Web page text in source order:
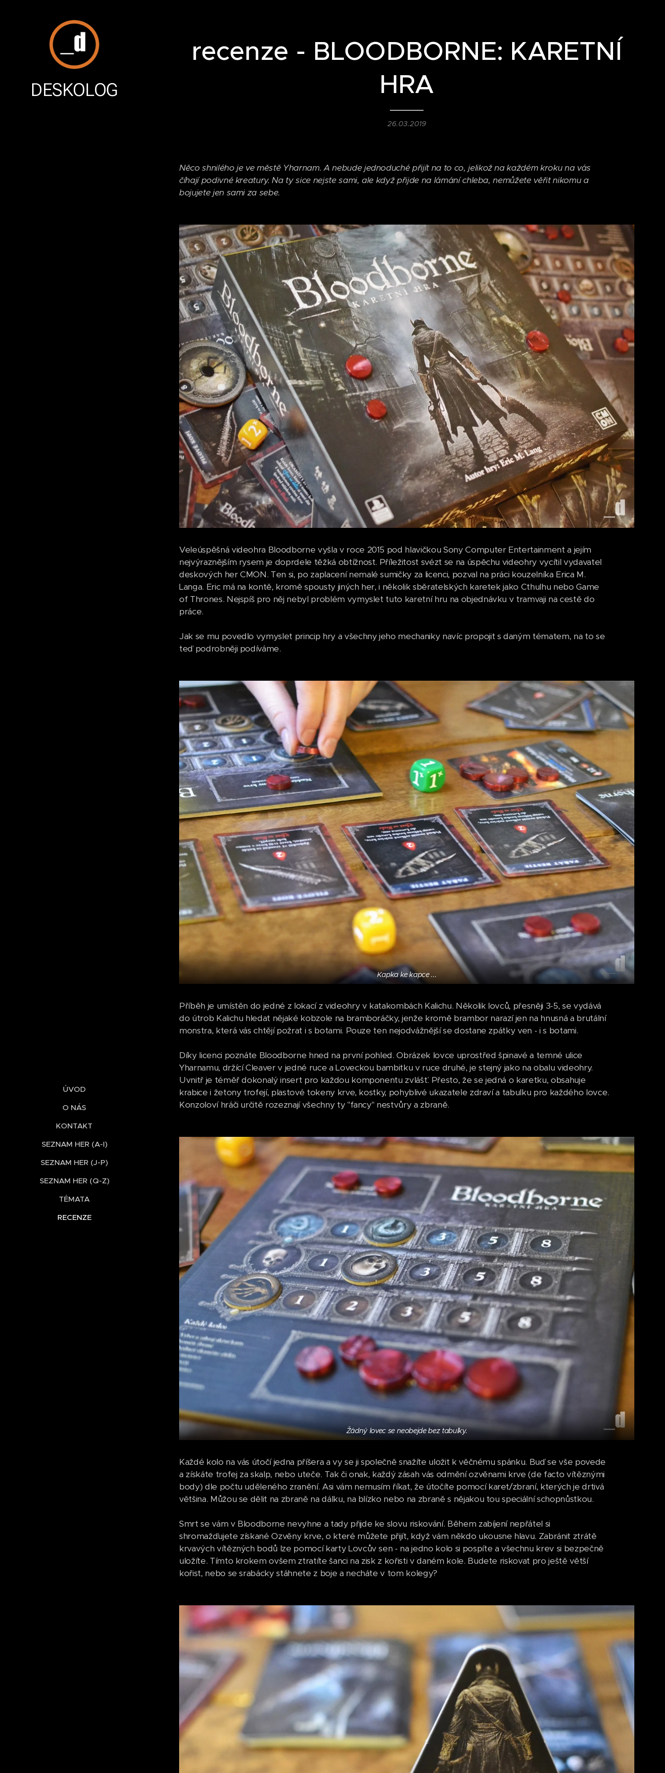
DESKOLOG
ÚVOD
O NÁS
KONTAKT
SEZNAM HER (A-I)
SEZNAM HER (J-P)
SEZNAM HER (Q-Z)
TÉMATA
RECENZE
recenze - BLOODBORNE: KARETNÍ
HRA
26.03.2019
Něco shnilého je ve městě Yharnam. A nebude jednoduché přijít na to co, jelikož na každém kroku na vás
číhají podivné kreatury. Na ty sice nejste sami, ale když přijde na lámání chleba, nemůžete věřit nikomu a
bojujete jen sami za sebe.
Veleúspěšná videohra Bloodborne vyšla v roce 2015 pod hlavičkou Sony Computer Entertainment a jejím
nejvýraznějším rysem je doprdele těžká obtížnost. Příležitost svézt se na úspěchu videohry vycítil vydavatel
deskových her CMON. Ten si, po zaplacení nemalé sumičky za licenci, pozval na práci kouzelníka Erica M.
Langa. Eric má na kontě, kromě spousty jiných her, i několik sběratelských karetek jako Cthulhu nebo Game
of Thrones. Nejspíš pro něj nebyl problém vymyslet tuto karetní hru na objednávku v tramvaji na cestě do
práce.
Jak se mu povedlo vymyslet princip hry a všechny jeho mechaniky navíc propojit s daným tématem, na to se
teď podrobněji podíváme.
Kapka ke kapce ...
Příběh je umístěn do jedné z lokací z videohry v katakombách Kalichu. Několik lovců, přesněji 3-5, se vydává
do útrob Kalichu hledat nějaké kobzole na bramboráčky, jenže kromě brambor narazí jen na hnusná a brutální
monstra, která vás chtějí požrat i s botami. Pouze ten nejodvážnější se dostane zpátky ven - i s botami.
Díky licenci poznáte Bloodborne hned na první pohled. Obrázek lovce uprostřed špinavé a temné ulice
Yharnamu, držící Cleaver v jedné ruce a Loveckou bambitku v ruce druhé, je stejný jako na obalu videohry.
Uvnitř je téměř dokonalý insert pro každou komponentu zvlášť. Přesto, že se jedná o karetku, obsahuje
krabice i žetony trofejí, plastové tokeny krve, kostky, pohyblivé ukazatele zdraví a tabulku pro každého lovce.
Konzoloví hráči určitě rozeznají všechny ty "fancy" nestvůry a zbraně.
Žádný lovec se neobejde bez tabulky.
Každé kolo na vás útočí jedna příšera a vy se ji společně snažíte uložit k věčnému spánku. Buď se vše povede
a získáte trofej za skalp, nebo uteče. Tak či onak, každý zásah vás odmění ozvěnami krve (de facto vítěznými
body) dle počtu uděleného zranění. Asi vám nemusím říkat, že útočíte pomocí karet/zbraní, kterých je drtivá
většina. Můžou se dělit na zbraně na dálku, na blízko nebo na zbraně s nějakou tou speciální schopnůstkou.
Smrt se vám v Bloodborne nevyhne a tady přijde ke slovu riskování. Během zabíjení nepřátel si
shromažďujete získané Ozvěny krve, o které můžete přijít, když vám někdo ukousne hlavu. Zabránit ztrátě
krvavých vítězných bodů lze pomocí karty Lovcův sen - na jedno kolo si pospíte a všechnu krev si bezpečně
uložíte. Tímto krokem ovšem ztratíte šanci na zisk z kořisti v daném kole. Budete riskovat pro ještě větší
kořist, nebo se srabácky stáhnete z boje a necháte v tom kolegy?